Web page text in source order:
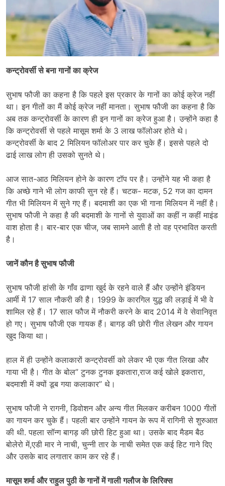
कन्ट्रोवर्सी से बना गानों का क्रेज
सुभाष फौजी का कहना है कि पहले इस प्रकार के गानों का कोई क्रेज नहीं
था। इन गीतों का मैं कोई क्रेज नहीं मानता। सुभाष फौजी का कहना है कि
अब तक कन्ट्रोवर्सी के कारण ही इन गानों का क्रेज हुआ है। उन्होंने कहा है
कि कन्ट्रोवर्सी से पहले मासूम शर्मा के 3 लाख फॉलोअर होते थे।
कन्ट्रोवर्सी के बाद 2 मिलियन फॉलोअर पार कर चुके हैं। इससे पहले दो
ढाई लाख लोग ही उसको सुनते थे।
आज सात-आठ मिलियन होने के कारण टॉप पर है। उन्होंने यह भी कहा है
कि अच्छे गाने भी लोग काफी सुन रहे हैं। चटक- मटक, 52 गज का दामन
गीत भी मिलियन में सुने गए हैं। बदमाशी का एक भी गाना मिलियन में नहीं है।
सुभाष फौजी ने कहा है की बदमाशी के गानों से युवाओं का कहीं न कहीं माइंड
वाश होता है। बार-बार एक चीज, जब सामने आती है तो वह प्रभावित करती
है।
जानें कौन है सुभाष फौजी
सुभाष फौजी हांसी के गाँव ढाणा खुर्द के रहने वाले हैं और उन्होंने इंडियन
आर्मी में 17 साल नौकरी की है। 1999 के कारगिल युद्ध की लड़ाई में भी वे
शामिल रहे हैं। 17 साल फौज में नौकरी करने के बाद 2014 में वे सेवानिवृत
हो गए। सुभाष फौजी एक गायक हैं। बागड़ की छोरी गीत लेखन और गायन
खुद किया था।
हाल में ही उन्होंने कलाकारों कन्ट्रोवर्सी को लेकर भी एक गीत लिखा और
गाया भी है। गीत के बोल” टुनक टुनक इकतारा,राज कई खोले इकतारा,
बदमाशी में क्यों डूब गया कलाकार” थे।
सुभाष फौजी ने रागनी, डिवोशन और अन्य गीत मिलकर करीबन 1000 गीतों
का गायन कर चुके हैं। पहली बार उन्होंने गायन के रूप में रागिनी से शुरुआत
की थी. पहला सॉन्ग बागड़ की छोरी हिट हुआ था। उसके बाद मैडम बैठ
बोलेरो में,एडी मार ने नाची, चुन्नी तार के नाची समेत एक कई हिट गाने दिए
और उसके बाद लगातार काम कर रहे हैं।
मासूम शर्मा और राहुल पुठी के गानों में गाली गलौज के लिरिक्स